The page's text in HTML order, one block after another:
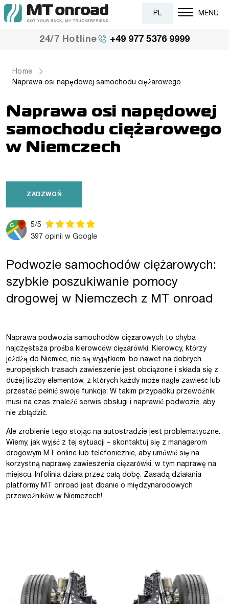
PL MENU
24/7 Hotline +49 977 5376 9999
Home
Naprawa osi napędowej samochodu ciężarowego
Naprawa osi napędowej
samochodu ciężarowego
w Niemczech
ZADZWOŃ
5/5
397 opinii w Google
Podwozie samochodów ciężarowych:
szybkie poszukiwanie pomocy
drogowej w Niemczech z MT onroad
Naprawa podwozia samochodów ciężarowych to chyba
najczęstsza prośba kierowców ciężarówki. Kierowcy, którzy
jeżdżą do Niemiec, nie są wyjątkiem, bo nawet na dobrych
europejskich trasach zawieszenie jest obciążone i składa się z
dużej liczby elementów, z których każdy może nagle zawieść lub
przestać pełnić swoje funkcje; W takim przypadku przewoźnik
musi na czas znaleźć serwis obsługi i naprawić podwozie, aby
nie zbłądzić.
Ale zrobienie tego stojąc na autostradzie jest problematyczne.
Wiemy, jak wyjść z tej sytuacji – skontaktuj się z managerom
drogowym MT online lub telefonicznie, aby umówić się na
korzystną naprawę zawieszenia ciężarówki, w tym naprawę na
miejscu. Infolinia działa przez całą dobę. Zasadą działania
platformy MT onroad jest dbanie o międzynarodowych
przewoźników w Niemczech!